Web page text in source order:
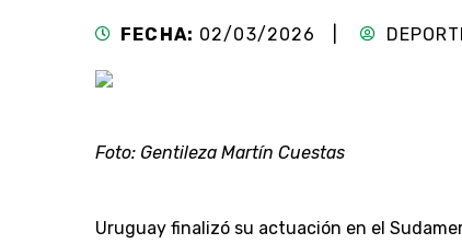
FECHA: 02/03/2026 |
Foto: Gentileza Martín Cuestas
Uruguay finalizó su actuación en el